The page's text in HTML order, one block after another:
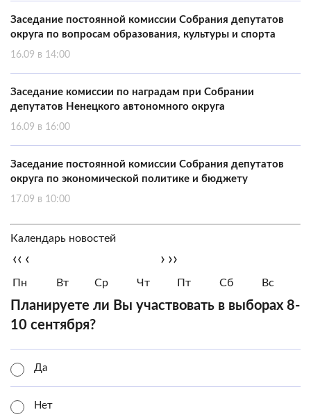
Заседание постоянной комиссии Собрания депутатов
округа по вопросам образования, культуры и спорта
16.09 в 14:00
Заседание комиссии по наградам при Собрании
депутатов Ненецкого автономного округа
16.09 в 16:00
Заседание постоянной комиссии Собрания депутатов
округа по экономической политике и бюджету
17.09 в 10:00
Календарь новостей
‹‹ ‹ › ››
Пн Вт Ср Чт Пт Сб Вс
Планируете ли Вы участвовать в выборах 8-
10 сентября?
Да
Нет